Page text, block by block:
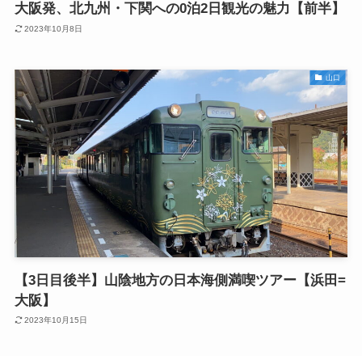
大阪発、北九州・下関への0泊2日観光の魅力【前半】
2023年10月8日
山口
【3日目後半】山陰地方の日本海側満喫ツアー【浜田=
大阪】
2023年10月15日